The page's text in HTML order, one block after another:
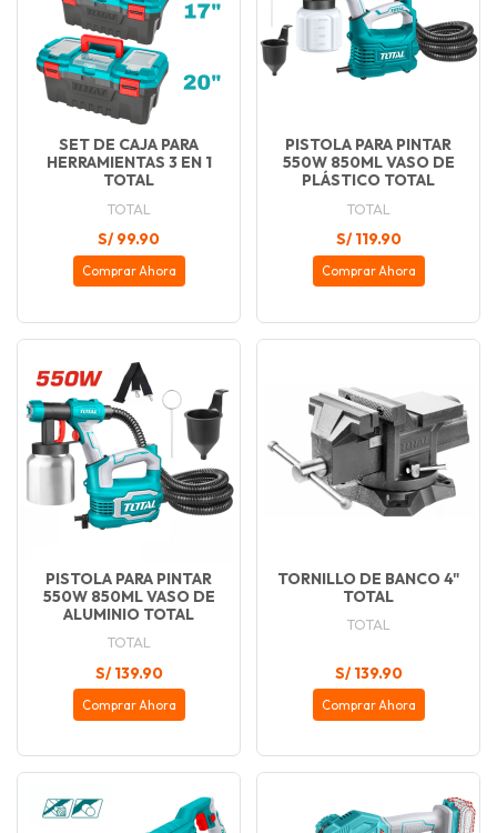
SET DE CAJA PARA
HERRAMIENTAS 3 EN 1
TOTAL
TOTAL
S/ 99.90
Comprar Ahora
PISTOLA PARA PINTAR
550W 850ML VASO DE
PLÁSTICO TOTAL
TOTAL
S/ 119.90
Comprar Ahora
PISTOLA PARA PINTAR
550W 850ML VASO DE
ALUMINIO TOTAL
TOTAL
S/ 139.90
Comprar Ahora
TORNILLO DE BANCO 4"
TOTAL
TOTAL
S/ 139.90
Comprar Ahora